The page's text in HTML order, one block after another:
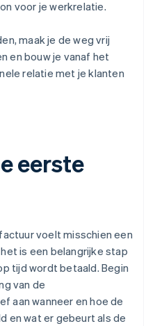
voor je werkrelatie.
maak je de weg vrij
en bouw je vanaf het
relatie met je klanten
eerste
voelt misschien een
is een belangrijke stap
tijd wordt betaald. Begin
van de
aan wanneer en hoe de
en wat er gebeurt als de